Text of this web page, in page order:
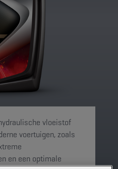
vloeistof
voertuigen, zoals
en een optimale